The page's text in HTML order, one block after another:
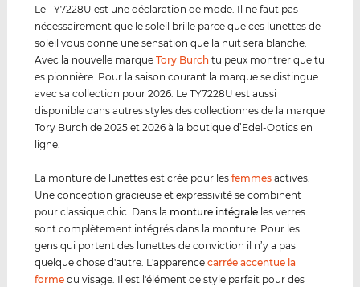
Le TY7228U est une déclaration de mode. Il ne faut pas
nécessairement que le soleil brille parce que ces lunettes de
soleil vous donne une sensation que la nuit sera blanche.
Avec la nouvelle marqueTory Burch tu peux montrer que tu
es pionnière. Pour la saison courant la marque se distingue
avec sa collection pour 2026. Le TY7228U est aussi
disponible dans autres styles des collectionnes de la marque
Tory Burch de 2025 et 2026 à la boutique d’Edel-Optics en
ligne.
La monture de lunettes est crée pour lesfemmes actives.
Une conception gracieuse et expressivité se combinent
pour classique chic. Dans la monture intégrale les verres
sont complètement intégrés dans la monture. Pour les
gens qui portent des lunettes de conviction il n’y a pas
quelque chose d'autre. L'apparencecarrée accentue la
forme du visage. Il est l'élément de style parfait pour des